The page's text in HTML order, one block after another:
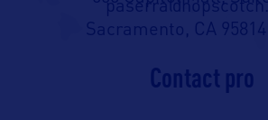
Sacramento, CA 95814
Contact pro